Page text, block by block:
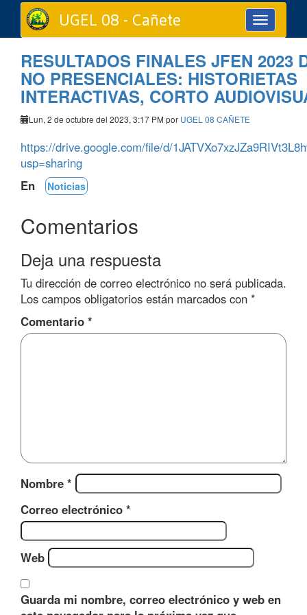
Toggle
navigation
UGEL 08 - Cañete
RESULTADOS FINALES JFEN 2023
NO PRESENCIALES: HISTORIETAS
INTERACTIVAS, CORTO
Lun, 2 de octubre del 2023, 3:17 PM por UGEL 08 CAÑETE
https://drive.google.com/file/d/
usp=sharing
En
Noticias
Comentarios
Deja una respuesta
Tu dirección de correo electrónico no será publicada.
Los campos obligatorios están marcados con *
Comentario *
Nombre *
Correo electrónico *
Web
Guarda mi nombre, correo electrónico y web en